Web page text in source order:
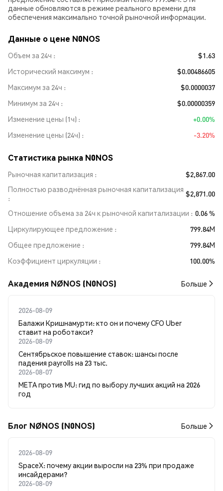
данные обновляются в режиме реального времени для
обеспечения максимально точной рыночной информации.
Данные о цене N0NOS
Объем за 24ч
$1.63
Исторический максимум
$0.00486605
Максимум за 24ч
$0.0000037
Минимум за 24ч
$0.00000359
Изменение цены (1ч)
+0.00%
Изменение цены (24ч)
-3.20%
Статистика рынка N0NOS
Рыночная капитализация
$2,867.00
Полностью разводнённая рыночная капитализация $2,871.00
Отношение объема за 24ч к рыночной капитализации
0.06 %
Циркулирующее предложение
799.84M
Общее предложение
799.84M
Коэффициент циркуляции
100.00%
Академия NØNOS (N0NOS) Больше
2026-08-09
Балажи Кришнамурти: кто он и почему CFO Uber
ставит на роботакси?
2026-08-09
Сентябрьское повышение ставок: шансы после
падения payrolls на 23 тыс.
2026-08-07
META против MU: гид по выбору лучших акций на 2026
год
Блог NØNOS (N0NOS) Больше
2026-08-09
SpaceX: почему акции выросли на 23% при продаже
инсайдерами?
2026-08-09